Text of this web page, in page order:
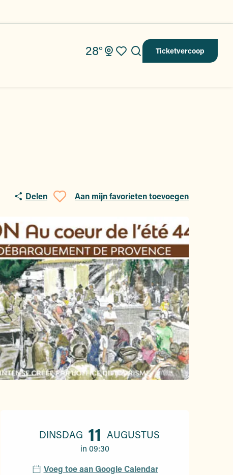
28° Ticketvercoop
Voir les favoris
Zoek op
Delen
Ajouter aux favoris
Aan mijn favorieten toevoegen
DINSDAG 11 AUGUSTUS
in 09:30
Voeg toe aan Google Calendar